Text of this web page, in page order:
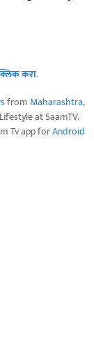
करा.
from Maharashtra,
at SaamTV.
Tv app forAndroid